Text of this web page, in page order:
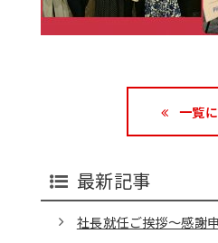
一覧
最新記事
社長就任ご挨拶～感謝